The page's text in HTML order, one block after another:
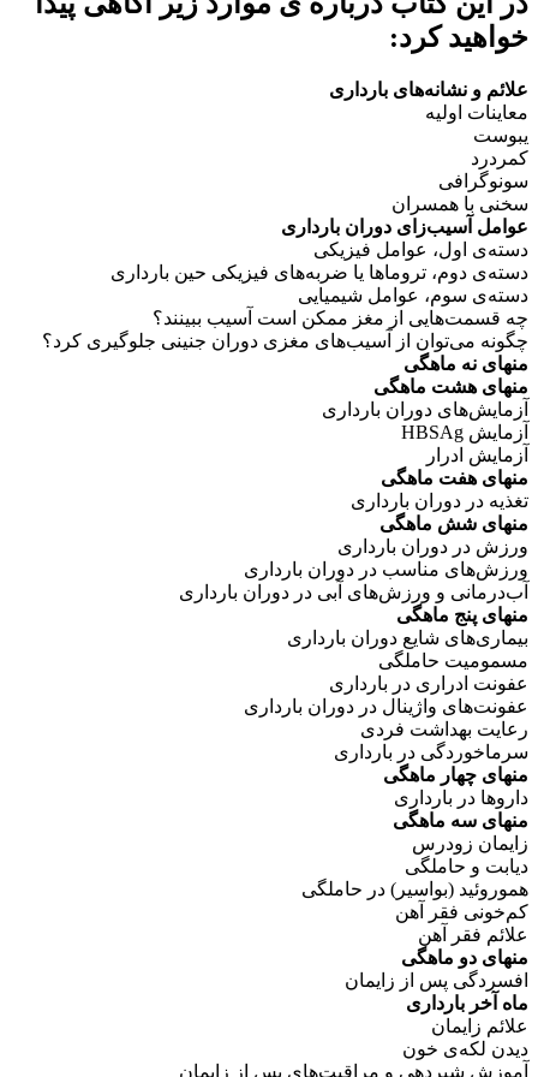
خواهید کرد:
علائم و نشانه‌های بارداری
معاینات اولیه
یبوست
کمردرد
سونوگرافی
سخنی با همسران
عوامل آسیب‌زای دوران بارداری
دسته‌ی اول، عوامل فیزیکی
دسته‌ی دوم، تروماها یا ضربه‌های فیزیکی حین بارداری
دسته‌ی سوم، عوامل شیمیایی
چه قسمت‌هایی از مغز ممکن است آسیب ببینند؟
چگونه می‌توان از آسیب‌های مغزی دوران جنینی جلوگیری کرد؟
منهای نه ماهگی
منهای هشت ماهگی
آزمایش‌های دوران بارداری
آزمایش HBSAg
آزمایش ادرار
منهای هفت ماهگی
تغذیه در دوران بارداری
منهای شش ماهگی
ورزش در دوران بارداری
ورزش‌های مناسب در دوران بارداری
آب‌درمانی و ورزش‌های آبی در دوران بارداری
منهای پنج ماهگی
بیماری‌های شایع دوران بارداری
مسمومیت حاملگی
عفونت ادراری در بارداری
عفونت‌های واژینال در دوران بارداری
رعایت بهداشت فردی
سرماخوردگی در بارداری
منهای چهار ماهگی
داروها در بارداری
منهای سه ماهگی
زایمان زودرس
دیابت و حاملگی
هموروئید (بواسیر) در حاملگی
کم‌خونی فقر آهن
علائم فقر آهن
منهای دو ماهگی
افسردگی پس از زایمان
ماه آخر بارداری
علائم زایمان
دیدن لکه‌ی خون
آموزش شیردهی و مراقبت‌های پس از زایمان